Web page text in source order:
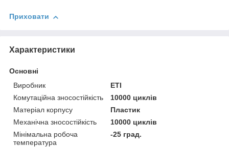
Приховати
Характеристики
Основні
Виробник
ETI
Комутаційна зносостійкість
10000 циклів
Матеріал корпусу
Пластик
Механічна зносостійкість
10000 циклів
Мінімальна робоча
температура
-25 град.